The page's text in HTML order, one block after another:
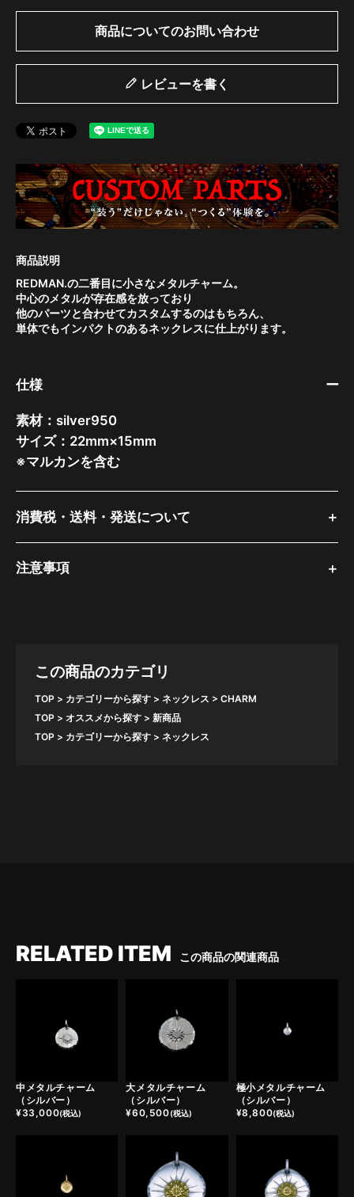
商品についてのお問い合わせ
レビューを書く
REDMAN.の二番目に小さなメタルチャーム。
中心のメタルが存在感を放っており
他のパーツと合わせてカスタムするのはもちろん、
単体でもインパクトのあるネックレスに仕上がります。
仕様
素材：silver950
サイズ：22mm×15mm
※マルカンを含む
消費税・送料・発送について
注意事項
この商品のカテゴリ
TOP カテゴリーから探す ネックレス
CHARM
TOP
オススメから探す
新商品
TOP
カテゴリーから探す ネックレス
RELATED ITEM この商品の関連商品
中メタルチャーム
（シルバー）
¥33,000(税込)
大メタルチャーム
（シルバー）
¥60,500(税込)
極小メタルチャーム
（シルバー）
¥8,800(税込)